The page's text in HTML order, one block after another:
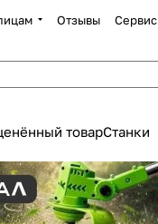
Отзывы Сервис
товарСтанки